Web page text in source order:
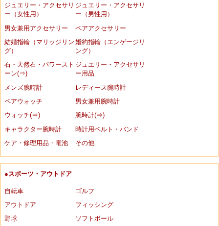
ジュエリー・アクセサリ
ー（女性用）
ジュエリー・アクセサリ
ー（男性用）
男女兼用アクセサリー
ペアアクセサリー
結婚指輪（マリッジリン
グ）
婚約指輪（エンゲージリ
ング）
石・天然石・パワースト
ーン(⇒)
ジュエリー・アクセサリ
ー用品
メンズ腕時計
レディース腕時計
ペアウォッチ
男女兼用腕時計
ウォッチ(⇒)
腕時計(⇒)
キャラクター腕時計
時計用ベルト・バンド
ケア・修理用品・電池
その他
●スポーツ・アウトドア
自転車
ゴルフ
アウトドア
フィッシング
野球
ソフトボール